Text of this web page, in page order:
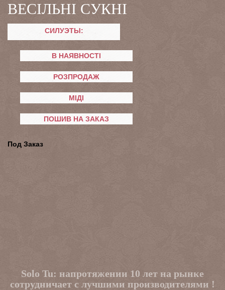
ВЕСІЛЬНІ СУКНІ
СИЛУЭТЫ:
В НАЯВНОСТІ
РОЗПРОДАЖ
МІДІ
ПОШИВ НА ЗАКАЗ
Под Заказ
Solo Tu: напротяжении 10 лет на рынке
сотрудничает с лучшими производителями !